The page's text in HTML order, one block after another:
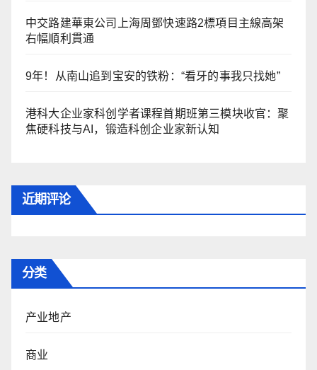
中交路建華東公司上海周鄧快速路2標項目主線高架
右幅順利貫通
9年！从南山追到宝安的铁粉：“看牙的事我只找她”
港科大企业家科创学者课程首期班第三模块收官：聚
焦硬科技与AI，锻造科创企业家新认知
近期评论
分类
产业地产
商业